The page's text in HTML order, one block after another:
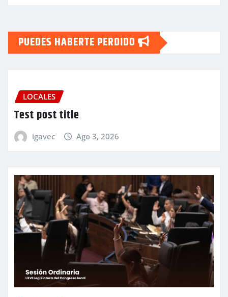
PUEDES HABERTE PERDIDO
LOCALES
Test post title
igavec Ago 3, 2026